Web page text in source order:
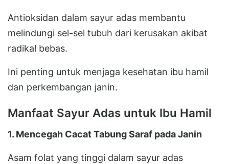
Antioksidan dalam sayur adas membantu
melindungi sel-sel tubuh dari kerusakan akibat
radikal bebas.
Ini penting untuk menjaga kesehatan ibu hamil
dan perkembangan janin.
Manfaat Sayur Adas untuk Ibu Hamil
1. Mencegah Cacat Tabung Saraf pada Janin
Asam folat yang tinggi dalam sayur adas